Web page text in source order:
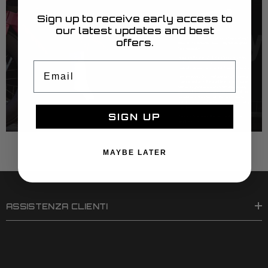
ASSISTENZA CLIENTI
Sign up to receive early access to
our latest updates and best
offers.
SIGN UP
MAYBE LATER